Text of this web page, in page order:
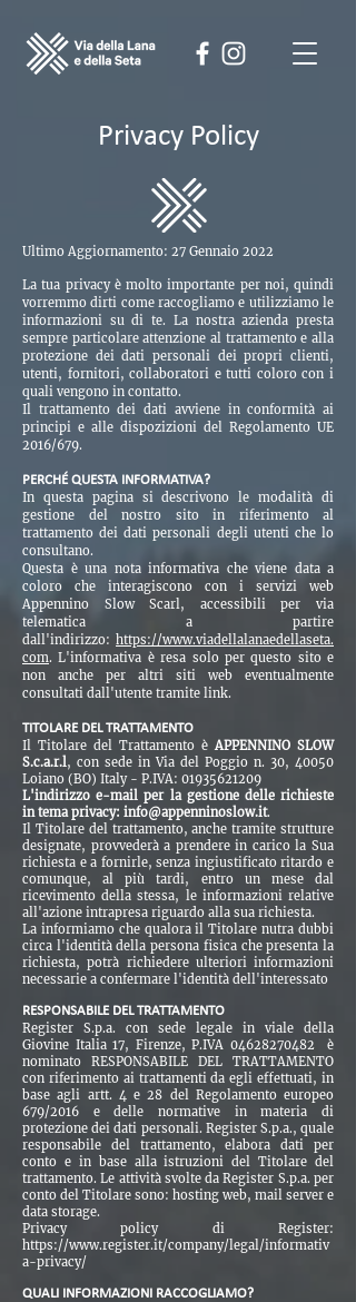
Privacy Policy
Ultimo Aggiornamento: 27 Gennaio 2022
La tua privacy è molto importante per noi, quindi
vorremmo dirti come raccogliamo e utilizziamo le
informazioni su di te. La nostra azienda presta
sempre particolare attenzione al trattamento e alla
protezione dei dati personali dei propri clienti,
utenti, fornitori, collaboratori e tutti coloro con i
quali vengono in contatto.
Il trattamento dei dati avviene in conformità ai
principi e alle dispozizioni del Regolamento UE
2016/679.
PERCHÉ QUESTA INFORMATIVA?
In questa pagina si descrivono le modalità di
gestione del nostro sito in riferimento al
trattamento dei dati personali degli utenti che lo
consultano.
Questa è una nota informativa che viene data a
coloro che interagiscono con i servizi web
Appennino Slow Scarl, accessibili per via
telematica a partire
dall'indirizzo: https://www.viadellalanaedellaseta.
com. L'informativa è resa solo per questo sito e
non anche per altri siti web eventualmente
consultati dall'utente tramite link.
TITOLARE DEL TRATTAMENTO
Il Titolare del Trattamento è APPENNINO SLOW
S.c.a.r.l, con sede in Via del Poggio n. 30, 40050
Loiano (BO) Italy - P.IVA: 01935621209
L'indirizzo e-mail per la gestione delle richieste
in tema privacy: info@appenninoslow.it.
Il Titolare del trattamento, anche tramite strutture
designate, provvederà a prendere in carico la Sua
richiesta e a fornirle, senza ingiustificato ritardo e
comunque, al più tardi, entro un mese dal
ricevimento della stessa, le informazioni relative
all'azione intrapresa riguardo alla sua richiesta.
La informiamo che qualora il Titolare nutra dubbi
circa l'identità della persona fisica che presenta la
richiesta, potrà richiedere ulteriori informazioni
necessarie a confermare l'identità dell'interessato
RESPONSABILE DEL TRATTAMENTO
Register S.p.a. con sede legale in viale della
Giovine Italia 17, Firenze, P.IVA 04628270482è
nominato RESPONSABILE DEL TRATTAMENTO
con riferimento ai trattamenti da egli effettuati, in
base agli artt. 4 e 28 del Regolamento europeo
679/2016 e delle normative in materia di
protezione dei dati personali. Register S.p.a., quale
responsabile del trattamento, elabora dati per
conto e in base alla istruzioni del Titolare del
trattamento. Le attività svolte da Register S.p.a. per
conto del Titolare sono: hosting web, mail server e
data storage.
Privacy policy di Register:
https://www.register.it/company/legal/informativ
a-privacy/
QUALI INFORMAZIONI RACCOGLIAMO?